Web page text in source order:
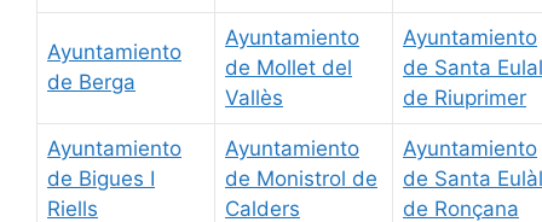
Ayuntamiento
de Berga
Ayuntamiento
de Mollet del
Vallès
Ayuntamiento
de Santa
de Riuprimer
Ayuntamiento
de Bigues I
Riells
Ayuntamiento
de Monistrol de
Calders
Ayuntamiento
de Santa
de Ronçana